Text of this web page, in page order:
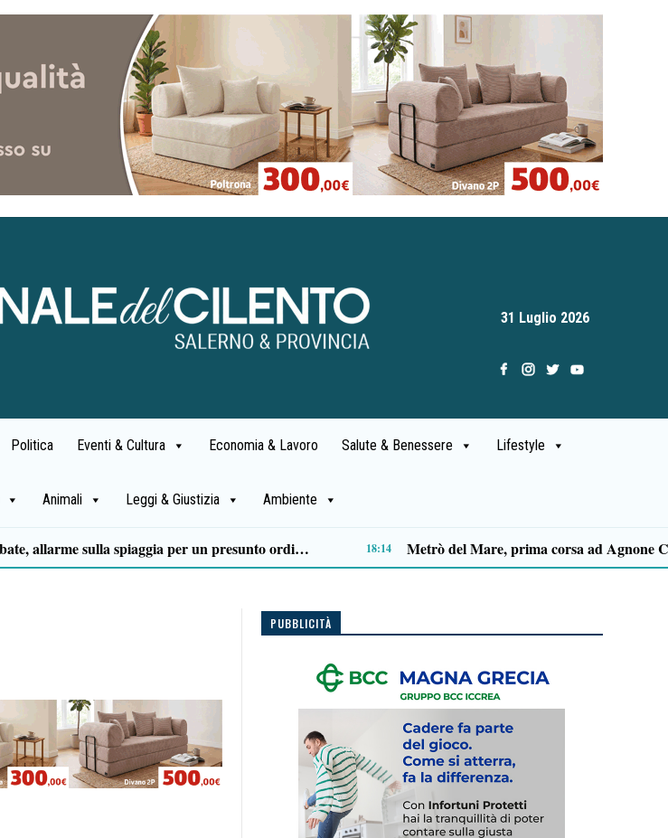
31 Luglio 2026
Politica Eventi & Cultura Economia & Lavoro Salute & Benessere Lifestyle
Animali Leggi & Giustizia Ambiente
Premio Terre del Bussento, si alza il sipario: stasera Roberto Fico apre l’11ª edizione 14:35 Capaccio Paestum spazio di legalità: oltre 43 ettari di beni confiscati destinati a progetti sociali 14:14
PUBBLICITÀ